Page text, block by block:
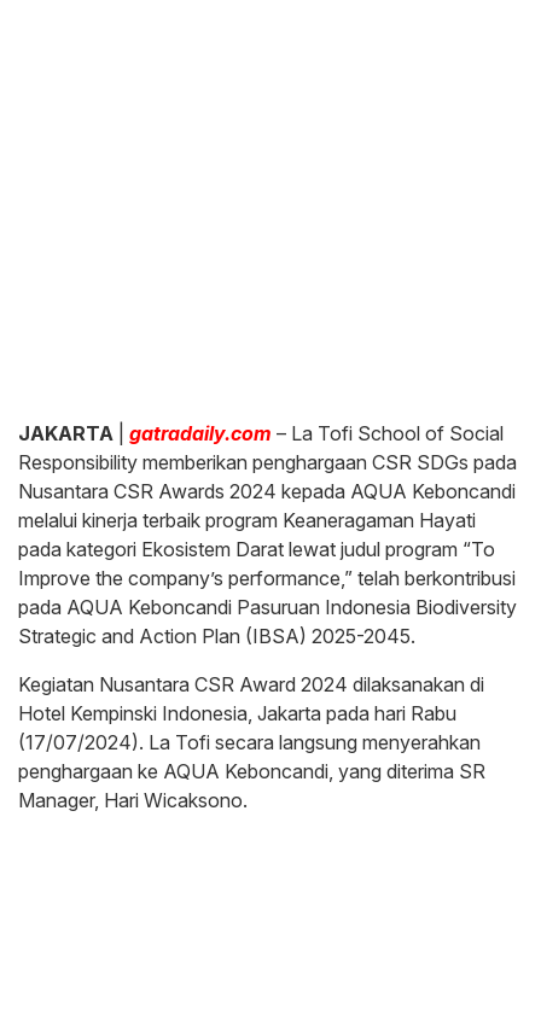
JAKARTA gatradaily.com – La Tofi School of Social
Responsibility memberikan penghargaan CSR SDGs pada
Nusantara CSR Awards 2024 kepada AQUA Keboncandi
melalui kinerja terbaik program Keaneragaman Hayati
pada kategori Ekosistem Darat lewat judul program “To
Improve the company’s performance,” telah berkontribusi
pada AQUA Keboncandi Pasuruan Indonesia Biodiversity
Strategic and Action Plan (IBSA) 2025-2045.
Kegiatan Nusantara CSR Award 2024 dilaksanakan di
Hotel Kempinski Indonesia, Jakarta pada hari Rabu
(17/07/2024). La Tofi secara langsung menyerahkan
penghargaan ke AQUA Keboncandi, yang diterima SR
Manager, Hari Wicaksono.